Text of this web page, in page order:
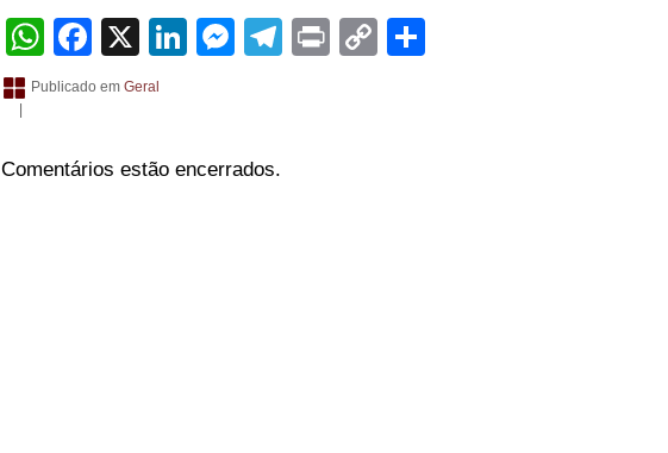
WhatsApp
Facebook
X LinkedIn
Messenger
Telegram
PrintCopy
Publicado em Geral
Comentários estão encerrados.